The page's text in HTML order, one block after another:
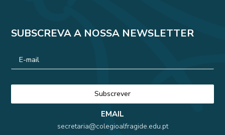
SUBSCREVA A NOSSA NEWSLETTER
EMAIL
secretaria@colegioalfragide.edu.pt